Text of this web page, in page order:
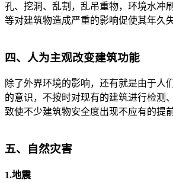
孔、挖洞、乱割，乱吊重物，环境水冲
等对建筑物造成严重的影响促使其年久失
四、人为主观改变建筑功能
除了外界环境的影响，还有就是由于人
的意识，不按时对现有的建筑进行检测
致使不少建筑物安全度出现不应有的提
五、自然灾害
1.地震